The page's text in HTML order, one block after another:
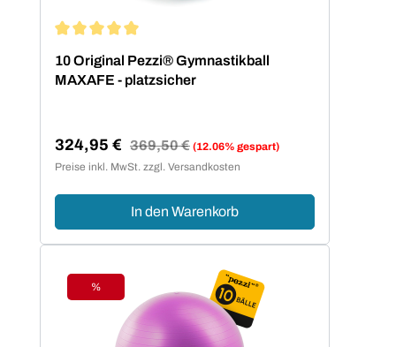
10 Original Pezzi® Gymnastikball
MAXAFE - platzsicher
Verkaufspreis:
324,95 € Regulärer Preis:
369,50 € (12.06% gespart)
Preise inkl. MwSt. zzgl. Versandkosten
In den Warenkorb
Rabatt
%